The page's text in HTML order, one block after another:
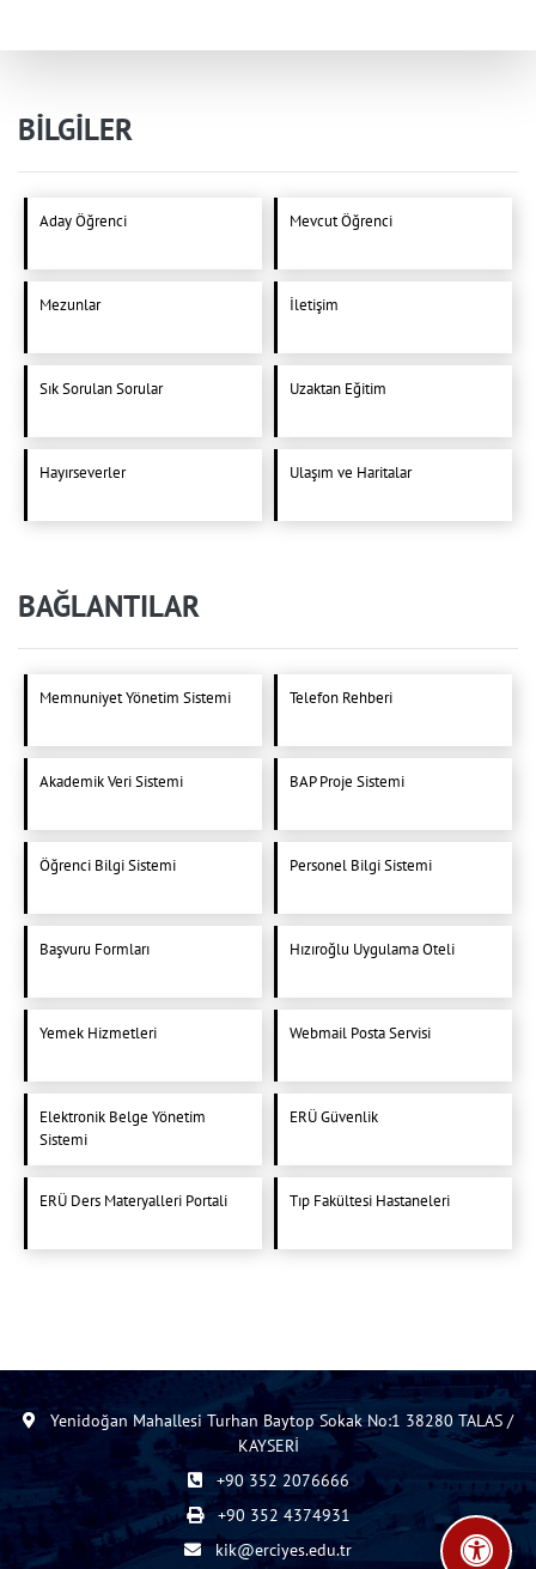
BİLGİLER
Aday Öğrenci Mevcut Öğrenci
Mezunlar İletişim
Sık Sorulan Sorular Uzaktan Eğitim
Hayırseverler Ulaşım ve Haritalar
BAĞLANTILAR
Memnuniyet Yönetim Sistemi Telefon Rehberi
Akademik Veri Sistemi BAP Proje Sistemi
Öğrenci Bilgi Sistemi Personel Bilgi Sistemi
Başvuru Formları Hızıroğlu Uygulama Oteli
Yemek Hizmetleri Webmail Posta Servisi
Elektronik Belge Yönetim
Sistemi
ERÜ Güvenlik
ERÜ Ders Materyalleri Portali Tıp Fakültesi Hastaneleri
Yenidoğan Mahallesi Turhan Baytop Sokak No:1 38280 TALAS /
KAYSERİ
+90 352 2076666
+90 352 4374931
kik@erciyes.edu.tr